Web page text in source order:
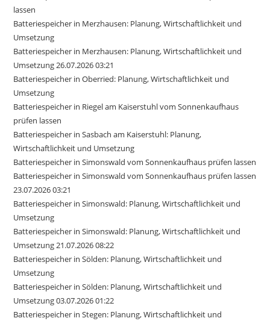
lassen
Batteriespeicher in Merzhausen: Planung, Wirtschaftlichkeit und
Umsetzung
Batteriespeicher in Merzhausen: Planung, Wirtschaftlichkeit und
Umsetzung 26.07.2026 03:21
Batteriespeicher in Oberried: Planung, Wirtschaftlichkeit und
Umsetzung
Batteriespeicher in Riegel am Kaiserstuhl vom Sonnenkaufhaus
prüfen lassen
Batteriespeicher in Sasbach am Kaiserstuhl: Planung,
Wirtschaftlichkeit und Umsetzung
Batteriespeicher in Simonswald vom Sonnenkaufhaus prüfen lassen
Batteriespeicher in Simonswald vom Sonnenkaufhaus prüfen lassen
23.07.2026 03:21
Batteriespeicher in Simonswald: Planung, Wirtschaftlichkeit und
Umsetzung
Batteriespeicher in Simonswald: Planung, Wirtschaftlichkeit und
Umsetzung 21.07.2026 08:22
Batteriespeicher in Sölden: Planung, Wirtschaftlichkeit und
Umsetzung
Batteriespeicher in Sölden: Planung, Wirtschaftlichkeit und
Umsetzung 03.07.2026 01:22
Batteriespeicher in Stegen: Planung, Wirtschaftlichkeit und